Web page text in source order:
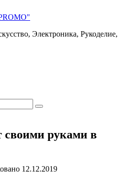
Электроника, Рукоделие,
своими руками в
12.12.2019